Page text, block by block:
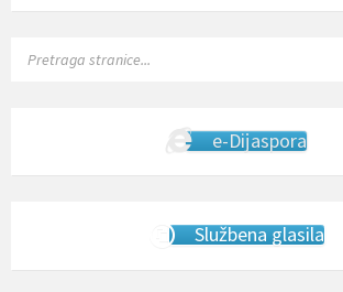
e-Dijaspora
Službena glasila